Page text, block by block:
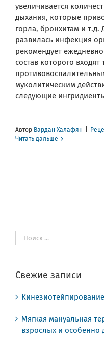
увеличивается
дыхания, которые
горла, бронхитам и
развилась инфекция
рекомендует
состав которого
муколитическим
следующие
Автор Вардан Халафян
Читать дальше
Результат
поиска:
Свежие записи
Кинезиотейпирование
Мягкая мануальная
взрослых и особенно